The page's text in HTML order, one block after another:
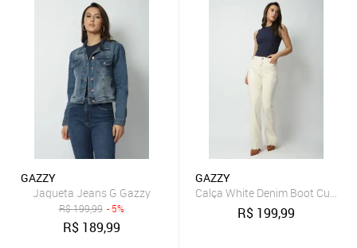
GAZZY
Jaqueta Jeans G Gazzy
R$199,99 - 5%
R$ 189,99
GAZZY
Calça White Denim Boot Cut 46
R$ 199,99